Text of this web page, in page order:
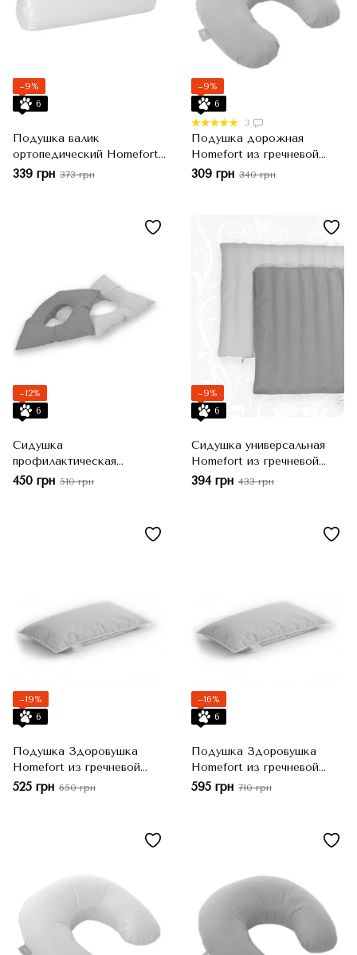
−9%
6
Подушка валик
ортопедический Homefort
из гречневой шелухи 15х50
339 грн 373 грн
−9%
6
3
Подушка дорожная
Homefort из гречневой
шелухи 40х40 см,
309 грн 340 грн
−12%
6
Сидушка
профилактическая
Homefort из гречневой
450 грн 510 грн
−9%
6
Сидушка универсальная
Homefort из гречневой
шелухи 40х40
394 грн 433 грн
−19%
6
Подушка Здоровушка
Homefort из гречневой
шелухи, 40x60 см, 2600 г
525 грн 650 грн
−16%
6
Подушка Здоровушка
Homefort из гречневой
шелухи, Синий, 50x70 см,
595 грн 710 грн